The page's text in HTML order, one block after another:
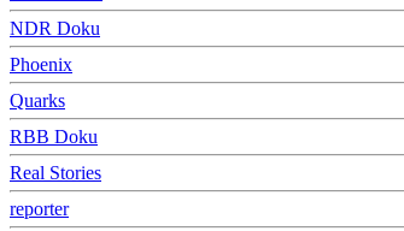
NDR Doku
Phoenix
Quarks
RBB Doku
Real Stories
reporter